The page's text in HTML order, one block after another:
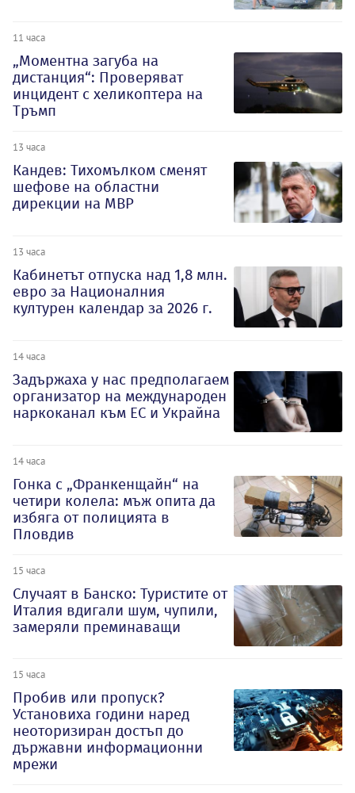
11 часа
„Моментна загуба на
дистанция“: Проверяват
инцидент с хеликоптера на
Тръмп
13 часа
Кандев: Тихомълком сменят
шефове на областни
дирекции на МВР
13 часа
Кабинетът отпуска над 1,8 млн.
евро за Националния
културен календар за 2026 г.
14 часа
Задържаха у нас предполагаем
организатор на международен
наркоканал към ЕС и Украйна
14 часа
Гонка с „Франкенщайн“ на
четири колела: мъж опита да
избяга от полицията в
Пловдив
15 часа
Случаят в Банско: Туристите от
Италия вдигали шум, чупили,
замеряли преминаващи
15 часа
Пробив или пропуск?
Установиха години наред
неоторизиран достъп до
държавни информационни
мрежи